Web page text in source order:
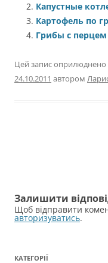
Капустные
Картофель по
Грибы с перцем
Цей запис оприлюднено
24.10.2011 автором
Залишити
Щоб відправити
авторизуватись.
КАТЕГОРІЇ